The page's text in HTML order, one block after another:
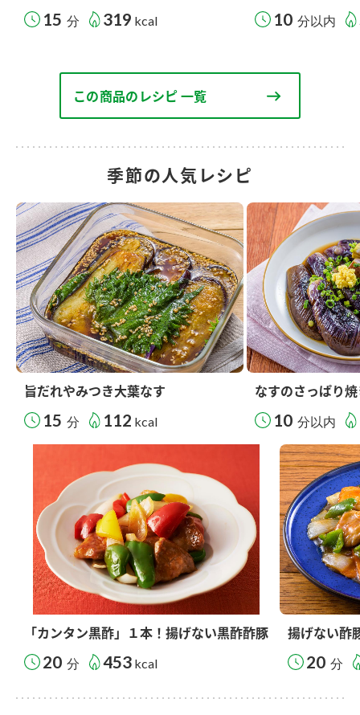
15 分 319 kcal 10 分以内
この商品のレシピ 一覧
季節の人気レシピ
旨だれやみつき大葉なす
15 分 112 kcal
なすのさっぱり
10 分以内
「カンタン黒酢」１本！揚げない黒酢酢豚
20 分 453 kcal
揚げない酢
20 分